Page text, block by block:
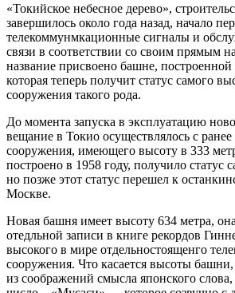
«Токийское небесное дерево»,
завершилось около года назад, начало
телекоммунмкационные сигналы и
связи в соответствии со своим прямым
название присвоено башне,
которая теперь получит статус самого
сооружения такого рода.
До момента запуска в эксплуатацию
вещание в Токио осуществлялось с ранее
сооружения, имеющего высоту в 333
построено в 1958 году, получило статус
но позже этот статус перешел к
Москве.
Новая башня имеет высоту 634 метра,
отедльной записи в книге рекордов
высокого в мире отдельностоященго
сооружения. Что касается высоты
из соображений смысла японского